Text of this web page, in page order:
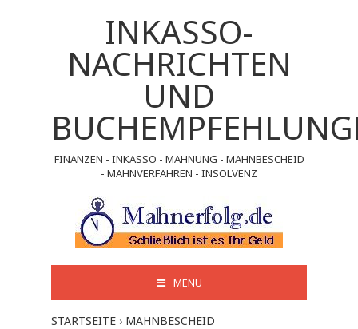
INKASSO-
NACHRICHTEN
UND
FINANZEN - INKASSO - MAHNUNG - MAHNBESCHEID
- MAHNVERFAHREN - INSOLVENZ
MENU
STARTSEITE › MAHNBESCHEID